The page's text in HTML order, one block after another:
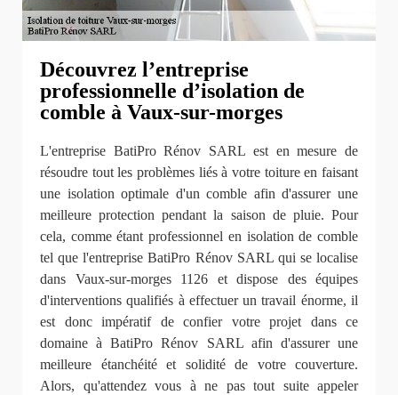
Découvrez l’entreprise
professionnelle d’isolation de
comble à Vaux-sur-morges
L'entreprise BatiPro Rénov SARL est en mesure de
résoudre tout les problèmes liés à votre toiture en faisant
une isolation optimale d'un comble afin d'assurer une
meilleure protection pendant la saison de pluie. Pour
cela, comme étant professionnel en isolation de comble
tel que l'entreprise BatiPro Rénov SARL qui se localise
dans Vaux-sur-morges 1126 et dispose des équipes
d'interventions qualifiés à effectuer un travail énorme, il
est donc impératif de confier votre projet dans ce
domaine à BatiPro Rénov SARL afin d'assurer une
meilleure étanchéité et solidité de votre couverture.
Alors, qu'attendez vous à ne pas tout suite appeler